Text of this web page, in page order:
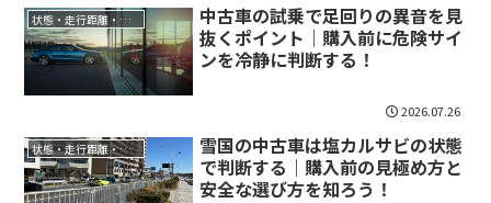
状態・走行距離・年式
中古車の試乗で足回りの異音を見
抜くポイント｜購入前に危険サイ
ンを冷静に判断する！
2026.07.26
状態・走行距離・年式
雪国の中古車は塩カルサビの状態
で判断する｜購入前の見極め方と
安全な選び方を知ろう！